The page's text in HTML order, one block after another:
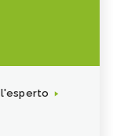
l'esperto